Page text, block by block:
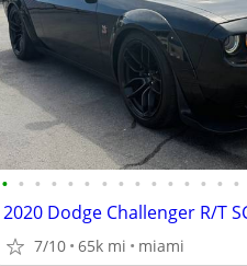
• • • • • • • • • • • • • • •
2020 Dodge Challenger R/T
7/10 65k mi miami